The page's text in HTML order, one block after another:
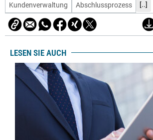
Kundenverwaltung
Abschlussprozess [..]
LESEN SIE AUCH